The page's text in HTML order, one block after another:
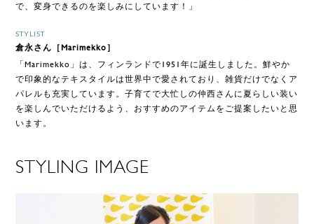
で、変身できるのを楽しみにしています！」
STYLIST
倉永さん［Marimekko］
「Marimekko」は、フィンランドで1951年に誕生しました。鮮やか
で印象的なテキスタイルは世界中で愛されており、雑貨だけでなくア
パレルも充実しています。子育てで大忙しの仲西さんに夏らしい装い
を楽しんでいただけるよう、おすすめのアイテムをご提案したいと思
います。
STYLING IMAGE